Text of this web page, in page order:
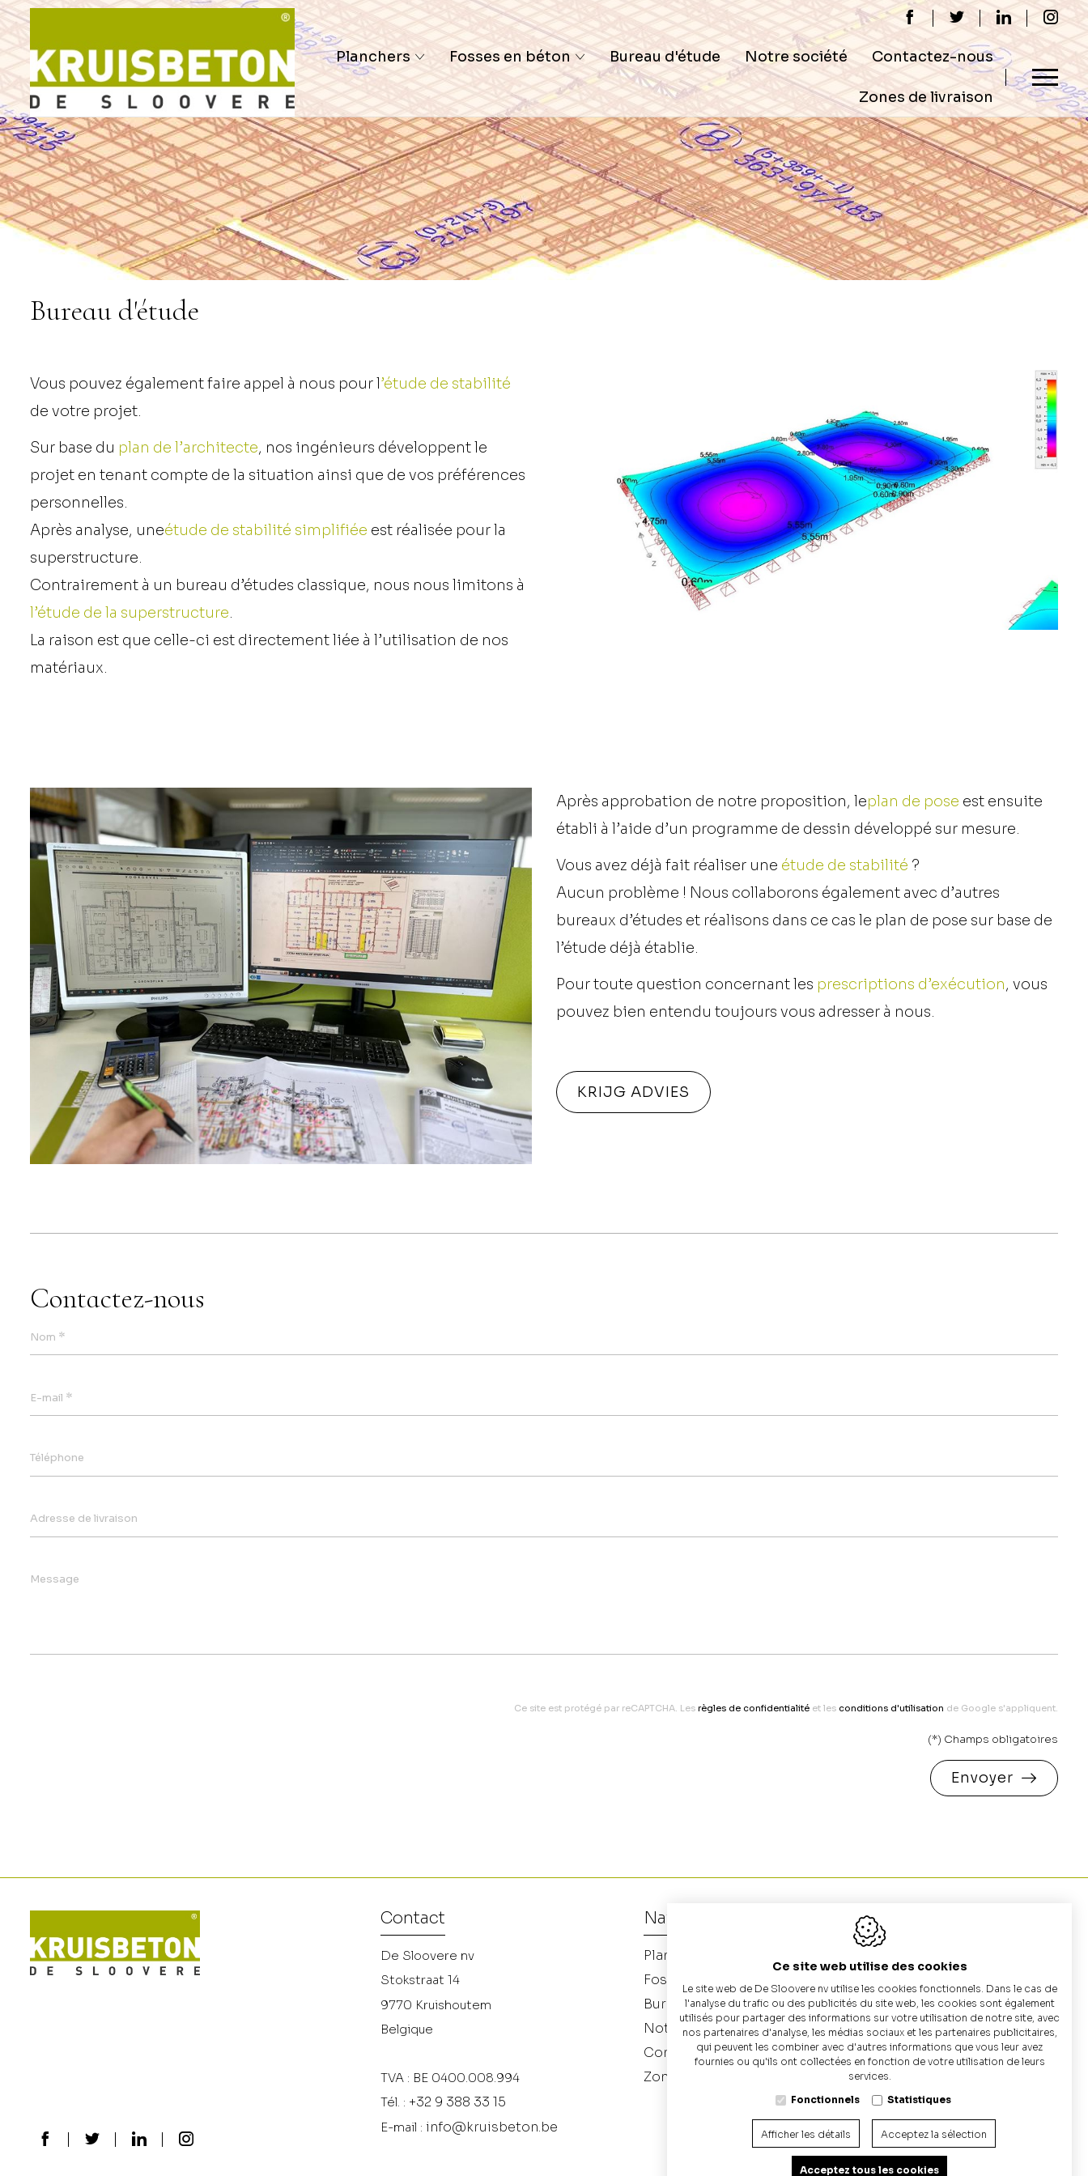
Planchers Fosses en béton Bureau d'étude Notre société Contactez-nous
Zones de livraison
Bureau d'étude
Vous pouvez également faire appel à nous pour l’étude de stabilité
de votre projet.
Sur base du plan de l’architecte, nos ingénieurs développent le
projet en tenant compte de la situation ainsi que de vos préférences
personnelles.
Après analyse, uneétude de stabilité simplifiée est réalisée pour la
superstructure.
Contrairement à un bureau d’études classique, nous nous limitons à
l’étude de la superstructure.
La raison est que celle-ci est directement liée à l’utilisation de nos
matériaux.
Après approbation de notre proposition, leplan de pose est ensuite
établi à l’aide d’un programme de dessin développé sur mesure.
Vous avez déjà fait réaliser une étude de stabilité ?
Aucun problème ! Nous collaborons également avec d’autres
bureaux d’études et réalisons dans ce cas le plan de pose sur base de
l’étude déjà établie.
Pour toute question concernant les prescriptions d’exécution, vous
pouvez bien entendu toujours vous adresser à nous.
KRIJG ADVIES
Contactez-nous
Nom *
E-mail *
Téléphone
Adresse de livraison
Message
Ce site est protégé par reCAPTCHA. Les règles de confidentialité et les conditions d'utilisation de Google s'appliquent.
(*) Champs obligatoires
Envoyer
Contact
De Sloovere nv
Stokstraat 14
9770 Kruishoutem
Belgique
TVA : BE 0400.008.994
Tél. : +32 9 388 33 15
E-mail : info@kruisbeton.be
Navigation
Planchers
Fosses en béton
Bureau d'étude
Notre société
Contactez-nous
Zones de livraison
Catalogue (Fosses en béton)
Ce site web utilise des cookies
Le site web de De Sloovere nv utilise les cookies fonctionnels. Dans le cas de
l'analyse du trafic ou des publicités du site web, les cookies sont également
utilisés pour partager des informations sur votre utilisation de notre site, avec
nos partenaires d'analyse, les médias sociaux et les partenaires publicitaires,
qui peuvent les combiner avec d'autres informations que vous leur avez
fournies ou qu'ils ont collectées en fonction de votre utilisation de leurs
services.
Fonctionnels
Statistiques
Afficher les détails Acceptez la sélection
Acceptez tous les cookies